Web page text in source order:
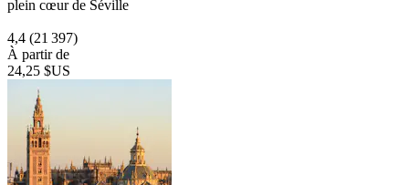
plein cœur de Séville
4,4 (21 397)
À partir de
24,25 $US